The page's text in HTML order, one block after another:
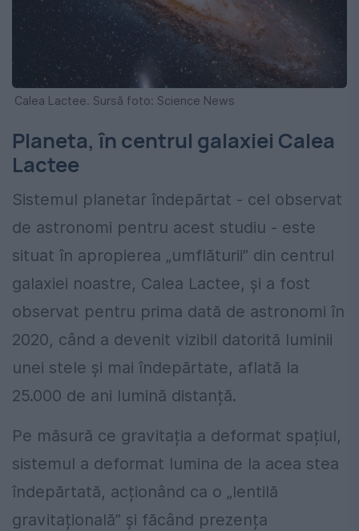
Calea Lactee. Sursă foto: Science News
Planeta, în centrul galaxiei Calea
Lactee
Sistemul planetar îndepărtat - cel observat
de astronomi pentru acest studiu - este
situat în apropierea „umflăturii” din centrul
galaxiei noastre, Calea Lactee, și a fost
observat pentru prima dată de astronomi în
2020, când a devenit vizibil datorită luminii
unei stele și mai îndepărtate, aflată la
25.000 de ani lumină distanță.
Pe măsură ce gravitația a deformat spațiul,
sistemul a deformat lumina de la acea stea
îndepărtată, acționând ca o „lentilă
gravitațională” și făcând prezența